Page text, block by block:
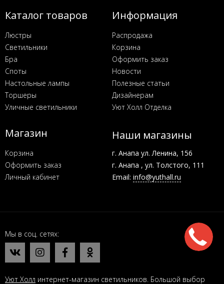
Каталог товаров
Люстры
Светильники
Бра
Споты
Настольные лампы
Торшеры
Уличные светильники
Информация
Распродажа
Корзина
Оформить заказ
Новости
Полезные статьи
Дизайнерам
Уют Холл Отделка
Магазин
Корзина
Оформить заказ
Личный кабинет
Наши магазины
г. Анапа ул. Ленина, 156
г. Анапа , ул. Толстого, 111
Email: info@yuthall.ru
Мы в соц. сетях
Уют Холл интернет-магазин светильников. Большой выбор